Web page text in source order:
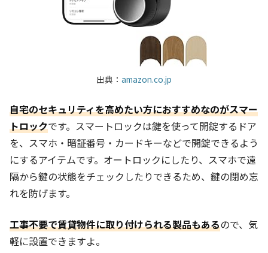
出典： amazon.co.jp
自宅のセキュリティを高めたい方におすすめなのがスマー
トロックです。スマートロックは鍵を使って開錠するドア
を、スマホ・暗証番号・カードキーなどで開錠できるよう
にするアイテムです。オートロックにしたり、スマホで遠
隔から鍵の状態をチェックしたりできるため、鍵の閉め忘
れを防げます。
工事不要で賃貸物件に取り付けられる製品もあるので、気
軽に設置できますよ。